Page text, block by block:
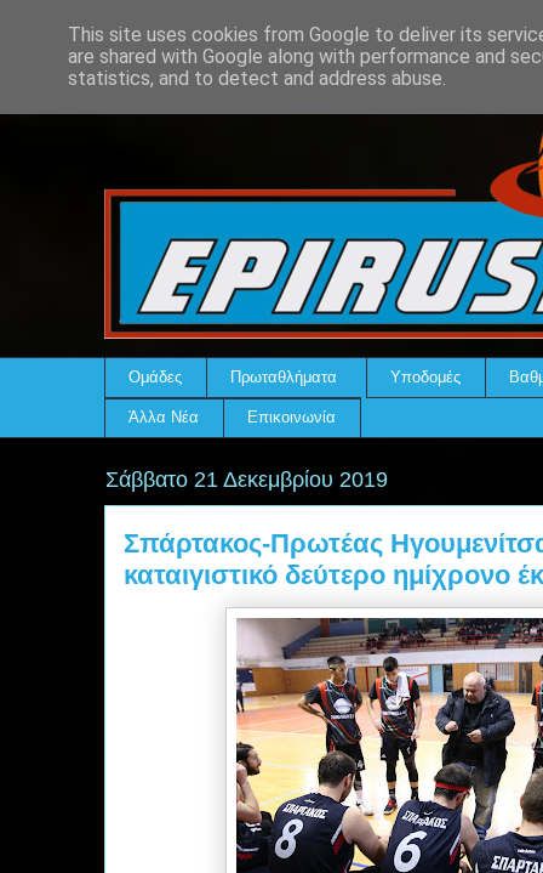
Ομάδες Πρωταθλήματα Υποδομές
Άλλα Νέα Επικοινωνία
Σάββατο 21 Δεκεμβρίου 2019
Σπάρτακος-Πρωτέας
καταιγιστικό δεύτερο ημίχρονο
This site uses cookies from Google to deliver its
are shared with Google along with performance and
statistics, and to detect and address abuse.